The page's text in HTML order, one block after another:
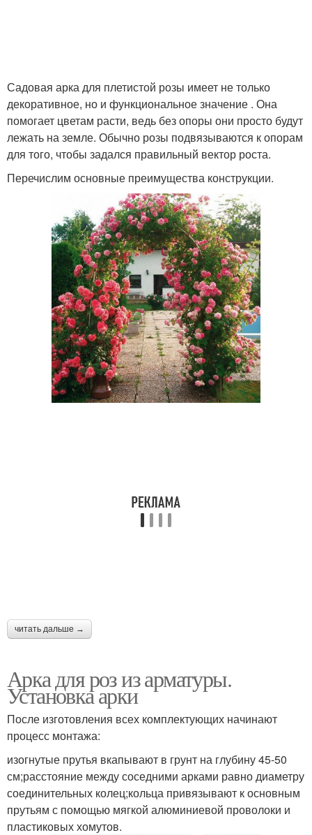
Опор для плетистых
роз
Садовая арка для плетистой розы имеет не только
декоративное, но и функциональное значение . Она
помогает цветам расти, ведь без опоры они просто будут
лежать на земле. Обычно розы подвязываются к опорам
для того, чтобы задался правильный вектор роста.
Перечислим основные преимущества конструкции.
читать дальше →
Арка для роз из арматуры.
Установка арки
После изготовления всех комплектующих начинают
процесс монтажа:
изогнутые прутья вкапывают в грунт на глубину 45-50
см;расстояние между соседними арками равно диаметру
соединительных колец;кольца привязывают к основным
прутьям с помощью мягкой алюминиевой проволоки и
пластиковых хомутов.